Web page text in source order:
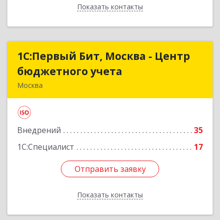
Показать контакты
Назад
1С:Первый Бит, Москва - Центр
бюджетного учета
Москва
Внедрений
35
1С:Специалист
17
Отправить заявку
Показать контакты
1С:Первый Бит, Москва - Центр
бюджетного учета
Подробнее
Отправить заявку
Назад